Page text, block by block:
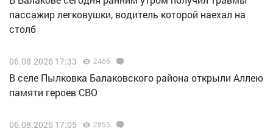
пассажир легковушки, водитель которой наехал на
столб
06.08.2026 17:33 2466
В селе Пылковка Балаковского района открыли Аллею
памяти героев СВО
06.08.2026 17:05 2855